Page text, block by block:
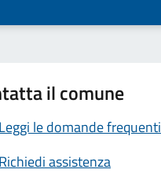
il comune
Leggi le domande frequenti
Richiedi assistenza